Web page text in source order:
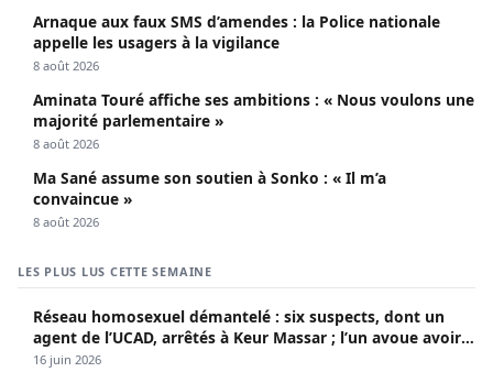
Arnaque aux faux SMS d’amendes : la Police nationale
appelle les usagers à la vigilance
8 août 2026
Aminata Touré affiche ses ambitions : « Nous voulons une
majorité parlementaire »
8 août 2026
Ma Sané assume son soutien à Sonko : « Il m’a
convaincue »
8 août 2026
LES PLUS LUS CETTE SEMAINE
Réseau homosexuel démantelé : six suspects, dont un
agent de l’UCAD, arrêtés à Keur Massar ; l’un avoue avoir
propagé le VIH depuis 2018
16 juin 2026